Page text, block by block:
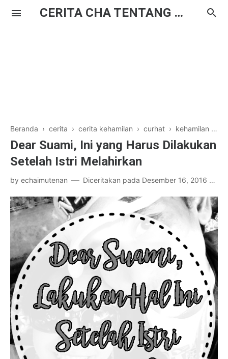
CERITA CHA TENTANG HAL BIASA
Beranda › cerita › cerita kehamilan › curhat › kehamilan ›
Dear Suami, Ini yang Harus Dilakukan
Setelah Istri Melahirkan
by echaimutenan Diceritakan pada Desember 16, 2016